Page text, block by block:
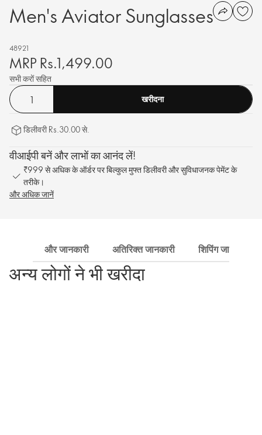
Men's Aviator Sunglasses
48921
MRP Rs.1,499.00
सभी करों सहित
खरीदना
डिलीवरी Rs.30.00 से.
वीआईपी बनें और लाभों का आनंद लें!
₹999 से अधिक के ऑर्डर पर बिल्कुल मुफ्त डिलीवरी और सुविधाजनक पेमेंट के
तरीके।
और अधिक जानें
और जानकारी अतिरिक्त जानकारी शिपिंग जानकारी
अन्य लोगों ने भी खरीदा